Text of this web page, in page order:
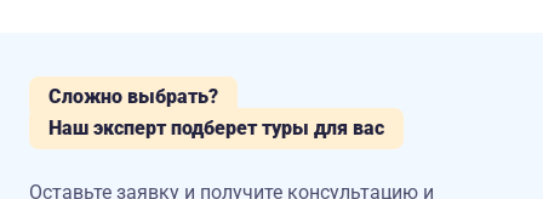
Сложно выбрать?
Наш эксперт подберет туры для вас
Оставьте заявку и получите консультацию и